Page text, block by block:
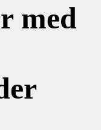
med